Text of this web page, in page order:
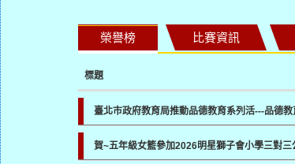
榮譽榜 比賽資訊
標題
臺北市政府教育局推動品德教育系列活---品德
賀~五年級女籃參加2026明星獅子會小學三對